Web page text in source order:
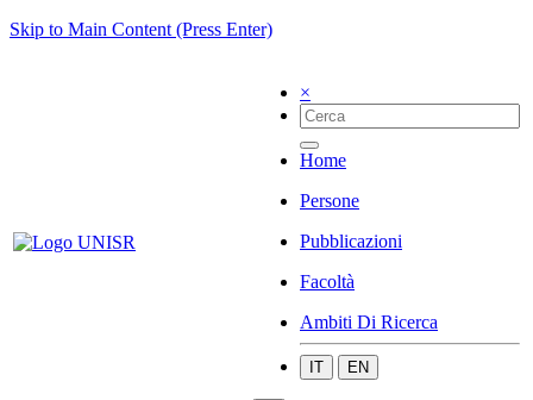
Skip to Main Content (Press Enter)
×
Home
Persone
Pubblicazioni
Facoltà
Ambiti Di Ricerca
IT EN